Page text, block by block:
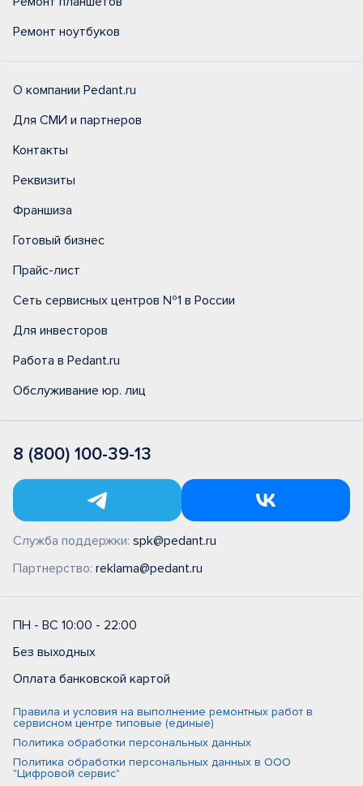
Ремонт ноутбуков
О компании Pedant.ru
Для СМИ и партнеров
Контакты
Реквизиты
Франшиза
Готовый бизнес
Прайс-лист
Сеть сервисных центров №1 в России
Для инвесторов
Работа в Pedant.ru
Обслуживание юр. лиц
8 (800) 100-39-13
Служба поддержки: spk@pedant.ru
Партнерство: reklama@pedant.ru
ПН - ВС 10:00 - 22:00
Без выходных
Оплата банковской картой
Правила и условия на выполнение ремонтных работ в
сервисном центре типовые (единые)
Политика обработки персональных данных
Политика обработки персональных данных в ООО
"Цифровой сервис"